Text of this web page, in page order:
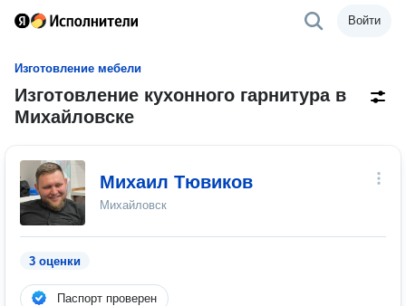
Войти
Изготовление мебели
Изготовление кухонного гарнитура в
Михайловске
Михаил Тювиков
Михайловск
3 оценки
Паспорт проверен